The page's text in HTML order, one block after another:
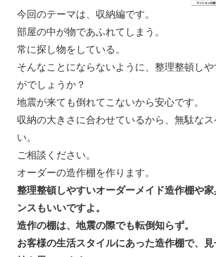
今回のテーマは、収納編です。
部屋の中が物であふれてしまう。
常に探し物をしている。
そんなことにならないように、整理整頓し
がでしょうか？
地震が来ても倒れてこないから安心です。
収納の大きさに合わせているから、無駄な
い。
ご相談ください。
オーダーの造作棚を作ります。
整理整頓しやすいオーダーメイド造作棚や
ンスもいいですよ。
造作の棚は、地震の際でも転倒知らず。
お客様の生活スタイルにあった造作棚で、